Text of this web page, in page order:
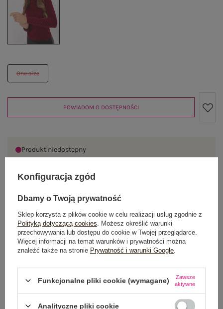
One size
POWIADOM O DOSTĘPNOŚCI
Produkt niedostępny
OPIS PRODUKTU
GŁÓWNE PARAMETRY
OPINIE O PRODUKCIE (0)
Konfiguracja zgód
Dbamy o Twoją prywatność
Sklep korzysta z plików cookie w celu realizacji usług zgodnie z
Polityką dotyczącą cookies . Możesz określić warunki
przechowywania lub dostępu do cookie w Twojej przeglądarce.
Więcej informacji na temat warunków i prywatności można
znaleźć także na stronie Prywatność i warunki Google
Funkcjonalne pliki cookie (wymagane)
Zawsze
aktywne
Analityczne pliki cookie